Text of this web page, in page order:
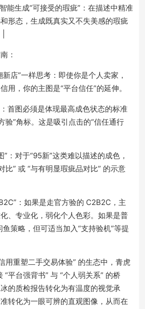
能生成“可接受的瑕疵”：在描述中精准
形态，生成既真实又不失美感的瑕疵
：
新店”一样思考：即使你是个人卖家，
用，你的主图是“平台信任”的延伸。
首图必须是体现最高成色状态的标准
验”角标。这是吸引点击的“信任通行
：对于“95新”这类难以描述的成色，
比” 或 “与有明显瑕疵品对比” 的示意
：如果是走官方验的 C2B2C，主
、专业化，弱化个人色彩。如果是普
策略，但可适当加入“支持验机”等提
用重塑二手交易体验” 的生态中，青虎
平台强背书” 与 “个人弱关系” 的桥
的质检报告转化为有温度的视觉承
转化为一眼可辨的直观图像，从而在